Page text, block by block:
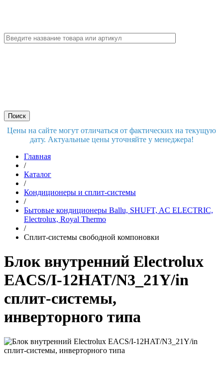
Цены на сайте могут отличаться от фактических на текущую
дату. Актуальные цены уточняйте у менеджера!
Главная
/
Каталог
/
Кондиционеры и сплит-системы
/
Бытовые кондиционеры Ballu, SHUFT, AC ELECTRIC,
Electrolux, Royal Thermo
/
Сплит-системы свободной компоновки
Блок внутренний Electrolux
EACS/I-12HAT/N3_21Y/in
сплит-системы,
инверторного типа